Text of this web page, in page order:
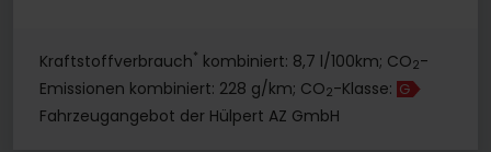
Kraftstoffverbrauch* kombiniert: 8,7 l/100km; CO2-
Emissionen kombiniert: 228 g/km; CO2-Klasse: G
Fahrzeugangebot der Hülpert AZ GmbH